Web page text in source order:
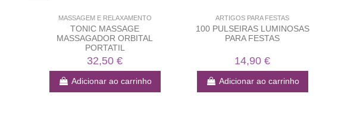
MASSAGEM E RELAXAMENTO
TONIC MASSAGE
MASSAGADOR ORBITAL
PORTATIL
32,50 €
Adicionar ao carrinho
ARTIGOS PARA FESTAS
100 PULSEIRAS LUMINOSAS
PARA FESTAS
14,90 €
Adicionar ao carrinho